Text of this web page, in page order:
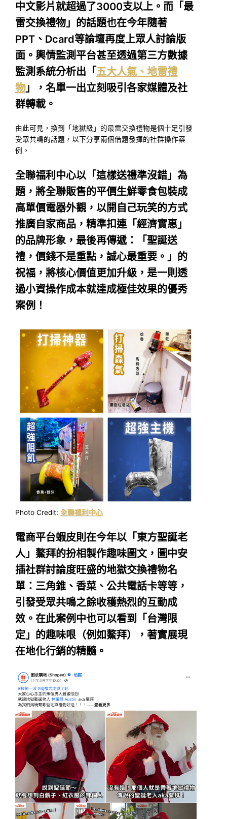
中文影片就超過了3000支以上。而「最
雷交換禮物」的話題也在今年隨著
PPT、Dcard等論壇再度上眾人討論版
面。輿情監測平台甚至透過第三方數據
監測系統分析出「 五大人氣、地雷禮
物」，名單一出立刻吸引各家媒體及社
群轉載。
由此可見，換到「地獄級」的最雷交換禮物是個十足引發
受眾共鳴的話題，以下分享兩個借題發揮的社群操作案
例。
全聯福利中心以「這樣送禮準沒錯」為
題，將全聯販售的平價生鮮零食包裝成
高單價電器外觀，以開自己玩笑的方式
推廣自家商品，精準扣連「經濟實惠」
的品牌形象，最後再傳遞：「聖誕送
禮，價錢不是重點，誠心最重要。」的
祝福，將核心價值更加升級，是一則透
過小資操作成本就達成極佳效果的優秀
案例！
Photo Credit: 全聯福利中心
電商平台蝦皮則在今年以「東方聖誕老
人」鰲拜的扮相製作趣味圖文，圖中安
插社群討論度旺盛的地獄交換禮物名
單：三角錐、香菜、公共電話卡等等，
引發受眾共鳴之餘收穫熱烈的互動成
效。在此案例中也可以看到「台灣限
定」的趣味哏（例如鰲拜），著實展現
在地化行銷的精髓。